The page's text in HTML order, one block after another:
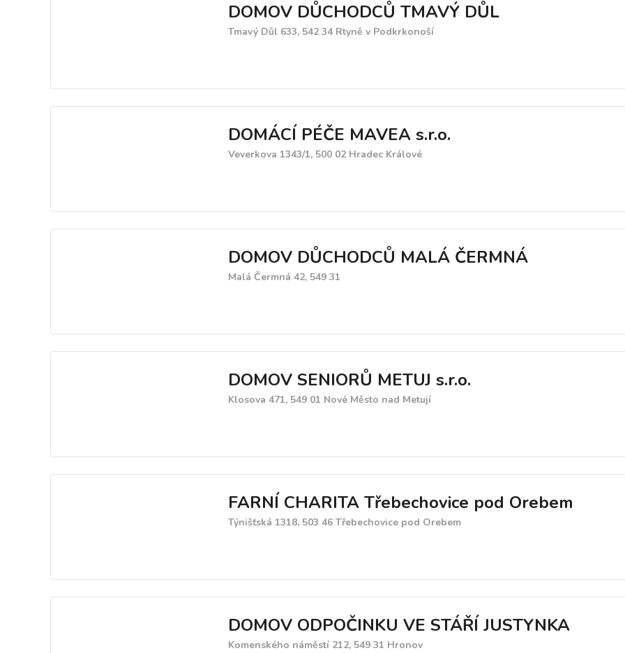
DOMOV DŮCHODCŮ TMAVÝ DŮL
Tmavý Důl 633, 542 34 Rtyně v Podkrkonoší
DOMÁCÍ PÉČE MAVEA s.r.o.
Veverkova 1343/1, 500 02 Hradec Králové
DOMOV DŮCHODCŮ MALÁ ČERMNÁ
Malá Čermná 42, 549 31
DOMOV SENIORŮ METUJ s.r.o.
Klosova 471, 549 01 Nové Město nad Metují
FARNÍ CHARITA Třebechovice pod Orebem
Týnišťská 1318, 503 46 Třebechovice pod Orebem
DOMOV ODPOČINKU VE STÁŘÍ JUSTYNKA
Komenského náměstí 212, 549 31 Hronov